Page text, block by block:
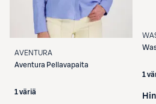
AVENTURA
Aventura Pellavapaita
1 väriä
1